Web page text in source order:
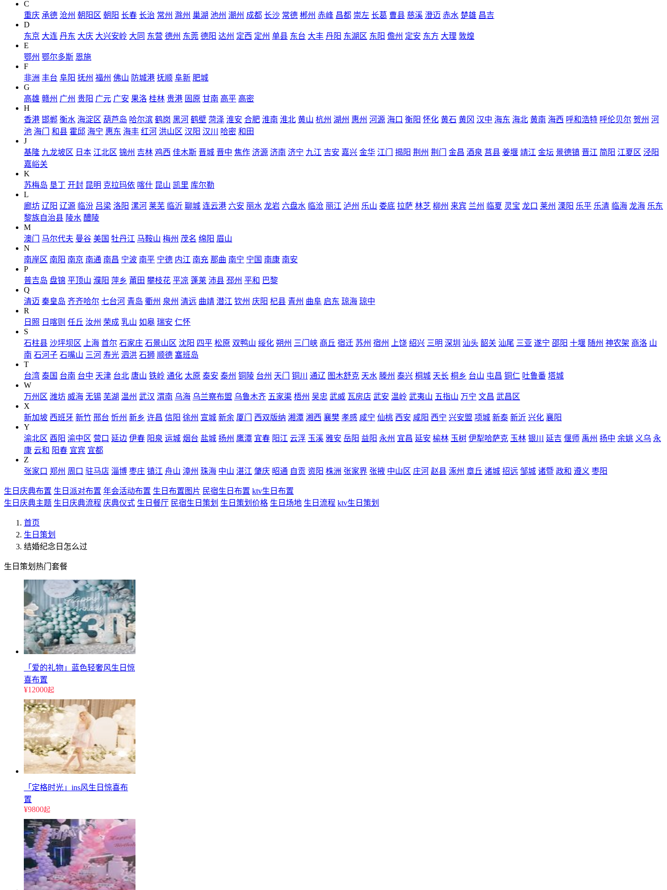
C
重庆 承德 沧州 朝阳区 朝阳 长春 长治 常州 滁州 巢湖 池州 潮州 成都 长沙 常德 郴州 赤峰 昌都 崇左 长葛 曹县 慈溪 澄迈 赤水 楚雄 昌吉
D
东京 大连 丹东 大庆 大兴安岭 大同 东营 德州 东莞 德阳 达州 定西 定州 单县 东台 大丰 丹阳 东湖区 东阳 儋州 定安 东方 大理 敦煌
E
鄂州 鄂尔多斯 恩施
F
非洲 丰台 阜阳 抚州 福州 佛山 防城港 抚顺 阜新 肥城
G
高雄 赣州 广州 贵阳 广元 广安 果洛 桂林 贵港 固原 甘南 高平 高密
H
香港 邯郸 衡水 海淀区 葫芦岛 哈尔滨 鹤岗 黑河 鹤壁 菏泽 淮安 合肥 淮南 淮北 黄山 杭州 湖州 惠州 河源 海口 衡阳 怀化 黄石 黄冈 汉中 海东 海北 黄南 海西 呼和浩特 呼伦贝尔 贺州 河
池 海门 和县 霍邱 海宁 惠东 海丰 红河 洪山区 汉阳 汉川 哈密 和田
J
基隆 九龙坡区 日本 江北区 锦州 吉林 鸡西 佳木斯 晋城 晋中 焦作 济源 济南 济宁 九江 吉安 嘉兴 金华 江门 揭阳 荆州 荆门 金昌 酒泉 莒县 姜堰 靖江 金坛 景德镇 晋江 简阳 江夏区 泾阳
嘉峪关
K
苏梅岛 垦丁 开封 昆明 克拉玛依 喀什 昆山 凯里 库尔勒
L
廊坊 辽阳 辽源 临汾 吕梁 洛阳 漯河 莱芜 临沂 聊城 连云港 六安 丽水 龙岩 六盘水 临沧 丽江 泸州 乐山 娄底 拉萨 林芝 柳州 来宾 兰州 临夏 灵宝 龙口 莱州 溧阳 乐平 乐清 临海 龙海 乐东
黎族自治县 陵水 醴陵
M
澳门
马尔代夫 曼谷 美国 牡丹江 马鞍山 梅州 茂名 绵阳 眉山
N
南岸区 南阳 南京 南通 南昌 宁波 南平 宁德 内江 南充 那曲 南宁 宁国 南康 南安
P
普吉岛 盘锦 平顶山 濮阳 萍乡 莆田 攀枝花 平凉 蓬莱 沛县 邳州 平和 巴黎
Q
清迈 秦皇岛 齐齐哈尔 七台河 青岛 衢州 泉州 清远 曲靖 潜江 钦州 庆阳 杞县 青州 曲阜 启东 琼海 琼中
R
日照 日喀则 任丘 汝州 荣成 乳山 如皋 瑞安 仁怀
S
石柱县 沙坪坝区 上海 首尔 石家庄 石景山区 沈阳 四平 松原 双鸭山 绥化 朔州 三门峡 商丘 宿迁 苏州 宿州 上饶 绍兴 三明 深圳 汕头 韶关 汕尾 三亚 遂宁 邵阳 十堰 随州 神农架 商洛 山
南 石河子 石嘴山 三河 寿光 泗洪 石狮 顺德 塞班岛
T
台湾 泰国 台南 台中 天津 台北 唐山 铁岭 通化 太原 泰安 泰州 铜陵 台州 天门 铜川 通辽 图木舒克 天水 滕州 泰兴 桐城 天长 桐乡 台山 屯昌 铜仁 吐鲁番 塔城
W
万州区 潍坊 威海 无锡 芜湖 温州 武汉 渭南 乌海 乌兰察布盟 乌鲁木齐 五家渠 梧州 吴忠 武威 瓦房店 武安 温岭 武夷山 五指山 万宁 文昌 武昌区
X
新加坡 西班牙 新竹 邢台 忻州 新乡 许昌 信阳 徐州 宣城 新余 厦门 西双版纳 湘潭 湘西 襄樊 孝感 咸宁 仙桃 西安 咸阳 西宁 兴安盟 项城 新泰 新沂 兴化 襄阳
Y
渝北区 酉阳 渝中区 营口 延边 伊春 阳泉 运城 烟台 盐城 扬州 鹰潭 宜春 阳江 云浮 玉溪 雅安 岳阳 益阳 永州 宜昌 延安 榆林 玉树 伊犁哈萨克 玉林 银川 延吉 偃师 禹州 扬中 余姚 义乌 永
康 云和 阳春 宜宾 宜都
Z
张家口 郑州 周口 驻马店 淄博 枣庄 镇江 舟山 漳州 珠海 中山 湛江 肇庆 昭通 自贡 资阳 株洲 张家界 张掖 中山区 庄河 赵县 涿州 章丘 诸城 招远 邹城 诸暨 政和 遵义 枣阳
生日庆典布置 生日派对布置 年会活动布置 生日布置图片 民宿生日布置 ktv生日布置
生日庆典主题 生日庆典流程 庆典仪式 生日餐厅 民宿生日策划 生日策划价格 生日场地 生日流程 ktv生日策划
首页
生日策划
结婚纪念日怎么过
生日策划热门套餐
「爱的礼物」蓝色轻奢风生日惊
喜布置
¥12000起
「定格时光」ins风生日惊喜布
置
¥9800起